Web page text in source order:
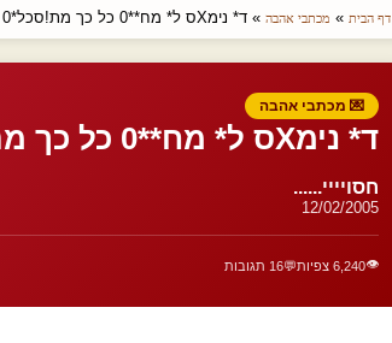
דף הבית » מכתבי אהבה » ד* נימXס ל* מח**0 כל כך מת!סכל*0 2גלל!.....
💌 מכתבי אהבה
ד* נימXס ל* מח**0 כל כך מת!סכל*0 2גלל!......
חסויייי......
12/02/2005
👁️6,240 צפיות 💬16 תגובות